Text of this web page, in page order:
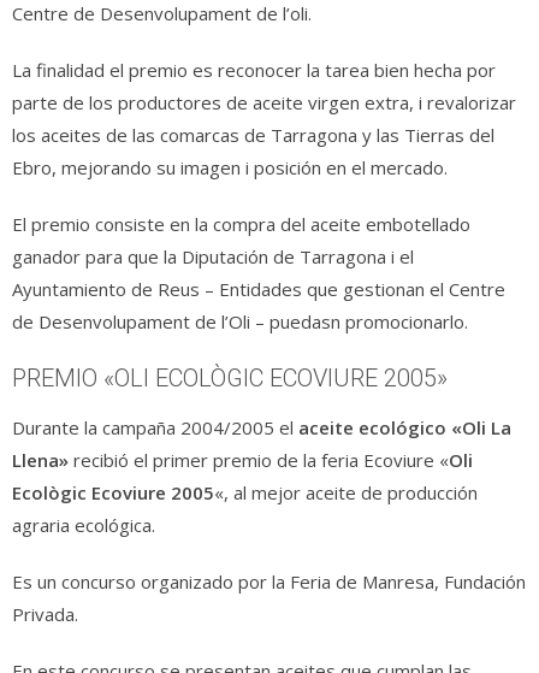
Centre de Desenvolupament de l’oli.
La finalidad el premio es reconocer la tarea bien hecha por
parte de los productores de aceite virgen extra, i revalorizar
los aceites de las comarcas de Tarragona y las Tierras del
Ebro, mejorando su imagen i posición en el mercado.
El premio consiste en la compra del aceite embotellado
ganador para que la Diputación de Tarragona i el
Ayuntamiento de Reus – Entidades que gestionan el Centre
de Desenvolupament de l’Oli – puedasn promocionarlo.
PREMIO «OLI ECOLÒGIC ECOVIURE 2005»
Durante la campaña 2004/2005 el aceite ecológico «Oli La
Llena» recibió el primer premio de la feria Ecoviure «Oli
Ecològic Ecoviure 2005«, al mejor aceite de producción
agraria ecológica.
Es un concurso organizado por la Feria de Manresa, Fundación
Privada.